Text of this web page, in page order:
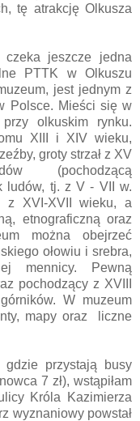
tę atrakcję Olkusza
jeszcze jedna
PTTK w Olkuszu
jest jednym z
Polsce. Mieści się w
przy olkuskim rynku.
XIII i XIV wieku,
groty strzał z XV
(pochodzącą
ludów, tj. z V - VII w.
z XVI-XVII wieku, a
etnograficzną oraz
można obejrzeć
ołowiu i srebra,
mennicy. Pewną
pochodzący z XVIII
W muzeum
mapy oraz liczne
przystają busy
7 zł), wstąpiłam
Króla Kazimierza
wyznaniowy powstał